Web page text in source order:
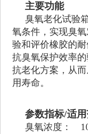
主要功能
臭氧老化试验
氧条件，实现臭
验和评价橡胶的
抗臭氧保护效率
抗老化方案，从
用寿命。
参数指标/适用
臭氧浓度：	10~1000pphm或